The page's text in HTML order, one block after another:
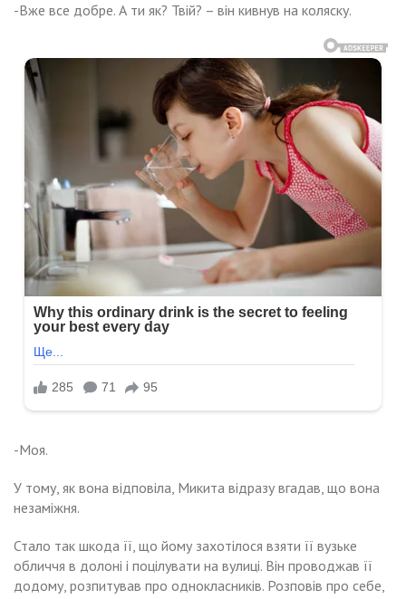
-Вже все добре. А ти як? Твій? – він кивнув на коляску.
-Моя.
У тому, як вона відповіла, Микита відразу вгадав, що вона
незаміжня.
Стало так шкода її, що йому захотілося взяти її вузьке
обличчя в долоні і поцілувати на вулиці. Він проводжав її
додому, розпитував про однокласників. Розповів про себе,